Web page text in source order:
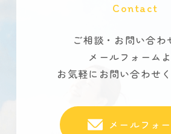
Contact
ご相談・お問い合わ
メールフォーム
お気軽にお問い合わせく
メールフォ